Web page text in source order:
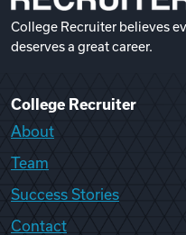
College Recruiter believes
deserves a great career.
College Recruiter
About
Team
Success Stories
Contact